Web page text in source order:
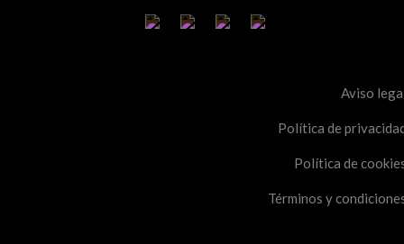
Aviso
Política de
Política de
Términos y